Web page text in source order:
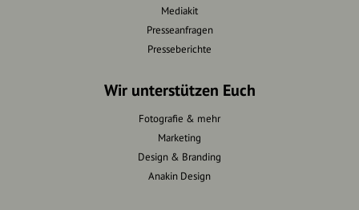
Mediakit
Presseanfragen
Presseberichte
Wir unterstützen Euch
Fotografie & mehr
Marketing
Design & Branding
Anakin Design